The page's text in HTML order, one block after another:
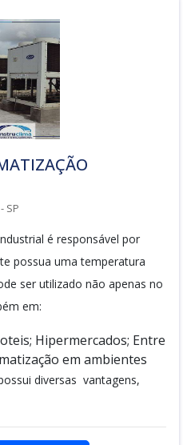
SP
é responsável por
possua uma temperatura
ser utilizado não apenas no
em:
Hipermercados; Entre
em ambientes
diversas vantagens,